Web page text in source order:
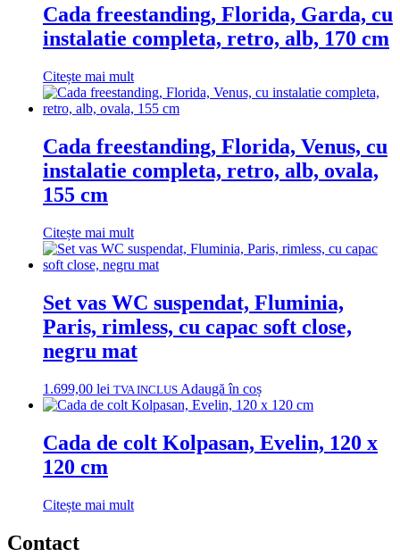
Cada freestanding, Florida, Garda, cu
instalatie completa, retro, alb, 170 cm
Citește mai mult
Cada freestanding, Florida, Venus, cu
instalatie completa, retro, alb, ovala,
155 cm
Citește mai mult
Set vas WC suspendat, Fluminia,
Paris, rimless, cu capac soft close,
negru mat
1.699,00 lei TVA INCLUS Adaugă în coș
Cada de colt Kolpasan, Evelin, 120 x
120 cm
Citește mai mult
Contact